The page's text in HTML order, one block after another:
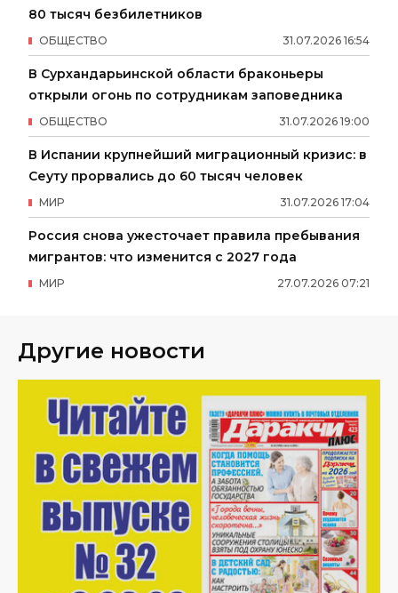
80 тысяч безбилетников
31.07.2026 16:54
ОБЩЕСТВО
В Сурхандарьинской области браконьеры
открыли огонь по сотрудникам заповедника
31.07.2026 19:00
ОБЩЕСТВО
В Испании крупнейший миграционный кризис: в
Сеуту прорвались до 60 тысяч человек
31.07.2026 17:04
МИР
Россия снова ужесточает правила пребывания
мигрантов: что изменится с 2027 года
27.07.2026 07:21
МИР
Другие новости